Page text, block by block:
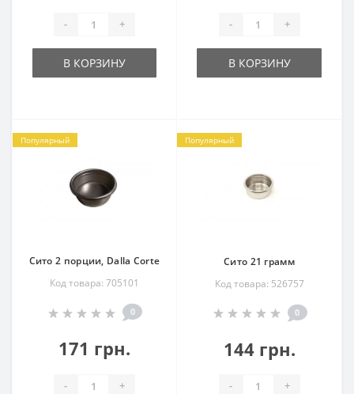
- +
В КОРЗИНУ
- +
В КОРЗИНУ
Популярный
Сито 2 порции, Dalla Corte
Код товара: 705101
0
171 грн.
- +
Популярный
Сито 21 грамм
Код товара: 526757
0
144 грн.
- +